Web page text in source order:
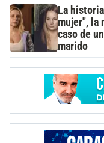
La
mujer", la
caso de
marido